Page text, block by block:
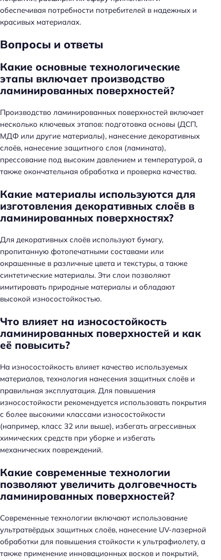
обеспечивая потребности потребителей в надежных и
красивых материалах.
Вопросы и ответы
Какие основные технологические
этапы включает производство
ламинированных поверхностей?
Производство ламинированных поверхностей включает
несколько ключевых этапов: подготовка основы (ДСП,
МДФ или другие материалы), нанесение декоративных
слоёв, нанесение защитного слоя (ламината),
прессование под высоким давлением и температурой, а
также окончательная обработка и проверка качества.
Какие материалы используются для
изготовления декоративных слоёв в
ламинированных поверхностях?
Для декоративных слоёв используют бумагу,
пропитанную фотопечатными составами или
окрашенные в различные цвета и текстуры, а также
синтетические материалы. Эти слои позволяют
имитировать природные материалы и обладают
высокой износостойкостью.
Что влияет на износостойкость
ламинированных поверхностей и как
её повысить?
На износостойкость влияет качество используемых
материалов, технология нанесения защитных слоёв и
правильная эксплуатация. Для повышения
износостойкости рекомендуется использовать покрытия
с более высокими классами износостойкости
(например, класс 32 или выше), избегать агрессивных
химических средств при уборке и избегать
механических повреждений.
Какие современные технологии
позволяют увеличить долговечность
ламинированных поверхностей?
Современные технологии включают использование
ультратвёрдых защитных слоёв, нанесение UV-лазерной
обработки для повышения стойкости к ультрафиолету, а
также применение инновационных восков и покрытий,
Н
а
т
и
: